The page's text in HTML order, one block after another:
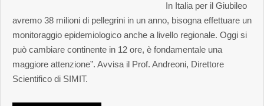
In Italia per il Giubileo
avremo 38 milioni di pellegrini in un anno, bisogna effettuare un
monitoraggio epidemiologico anche a livello regionale. Oggi si
può cambiare continente in 12 ore, è fondamentale una
maggiore attenzione”. Avvisa il Prof. Andreoni, Direttore
Scientifico di SIMIT.